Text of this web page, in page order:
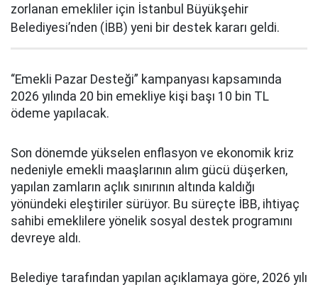
zorlanan emekliler için İstanbul Büyükşehir
Belediyesi’nden (İBB) yeni bir destek kararı geldi.
“Emekli Pazar Desteği” kampanyası kapsamında
2026 yılında 20 bin emekliye kişi başı 10 bin TL
ödeme yapılacak.
Son dönemde yükselen enflasyon ve ekonomik kriz
nedeniyle emekli maaşlarının alım gücü düşerken,
yapılan zamların açlık sınırının altında kaldığı
yönündeki eleştiriler sürüyor. Bu süreçte İBB, ihtiyaç
sahibi emeklilere yönelik sosyal destek programını
devreye aldı.
Belediye tarafından yapılan açıklamaya göre, 2026 yılı